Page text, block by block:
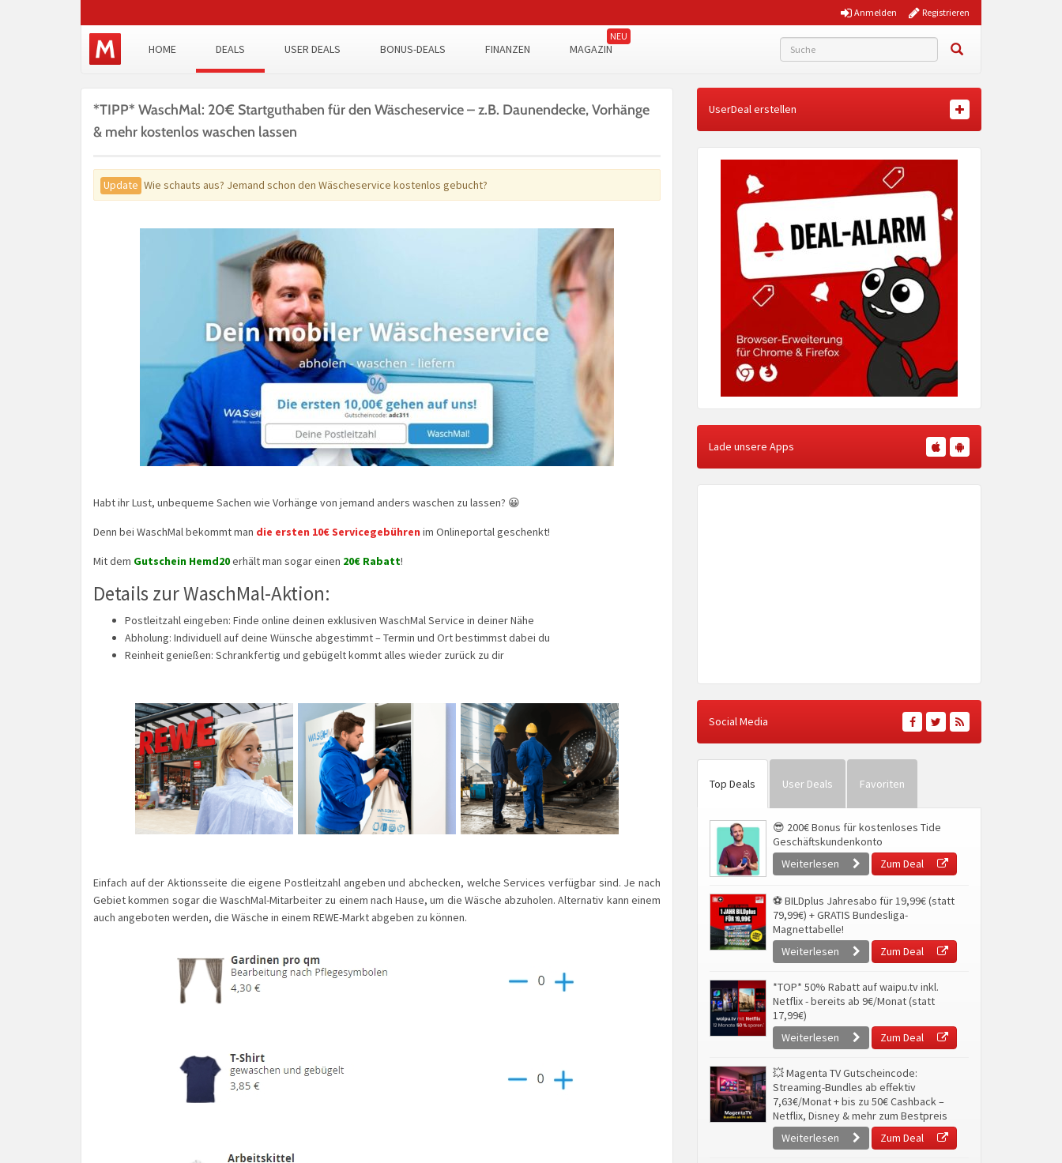
Registrieren
Anmelden
HOME DEALS USER DEALS BONUS-DEALS FINANZEN MAGAZIN
*TIPP* WaschMal: 20€ Startguthaben für den Wäscheservice – z.B. Daunendecke, Vorhänge
& mehr kostenlos waschen lassen
Update Wie schauts aus? Jemand schon den Wäscheservice kostenlos gebucht?
Habt ihr Lust, unbequeme Sachen wie Vorhänge von jemand anders waschen zu lassen? 😀
Denn bei WaschMal bekommt man die ersten 10€ Servicegebühren im Onlineportal geschenkt!
Mit dem Gutschein Hemd20erhält man sogar einen 20€ Rabatt!
Details zur WaschMal-Aktion:
Postleitzahl eingeben: Finde online deinen exklusiven WaschMal Service in deiner Nähe
Abholung: Individuell auf deine Wünsche abgestimmt – Termin und Ort bestimmst dabei du
Reinheit genießen: Schrankfertig und gebügelt kommt alles wieder zurück zu dir
Einfach auf der Aktionsseite die eigene Postleitzahl angeben und abchecken, welche Services verfügbar sind. Je nach
Gebiet kommen sogar die WaschMal-Mitarbeiter zu einem nach Hause, um die Wäsche abzuholen. Alternativ kann einem
auch angeboten werden, die Wäsche in einem REWE-Markt abgeben zu können.
UserDeal erstellen
Lade unsere Apps
Social Media
Top Deals User Deals Favoriten
😎 200€ Bonus für kostenloses Tide
Geschäftskundenkonto
Weiterlesen
Zum Deal
⚽ BILDplus Jahresabo für 19,99€ (statt
79,99€) + GRATIS Bundesliga-
Magnettabelle!
Weiterlesen
Zum Deal
*TOP* 50% Rabatt auf waipu.tv inkl.
Netflix - bereits ab 9€/Monat (statt
17,99€)
Weiterlesen
Zum Deal
💥 Magenta TV Gutscheincode:
Streaming-Bundles ab effektiv
7,63€/Monat + bis zu 50€ Cashback –
Netflix, Disney & mehr zum Bestpreis
Weiterlesen
Zum Deal